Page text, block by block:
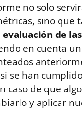
no solo
sino que
evaluación de
en cuenta
se han
caso de que
y aplicar